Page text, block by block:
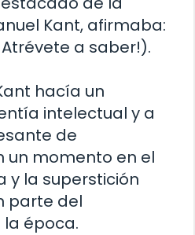
Kant, afirmaba:
a saber!).
hacía un
intelectual y a
de
un momento en el
y la superstición
parte del
época.